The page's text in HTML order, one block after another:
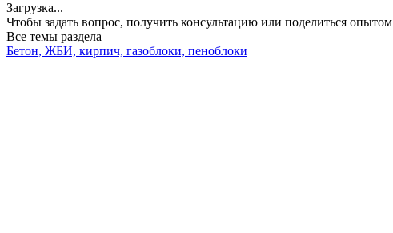
Загрузка...
Чтобы задать вопрос, получить консультацию или поделиться опытом
Все темы раздела
Бетон, ЖБИ, кирпич, газоблоки, пеноблоки